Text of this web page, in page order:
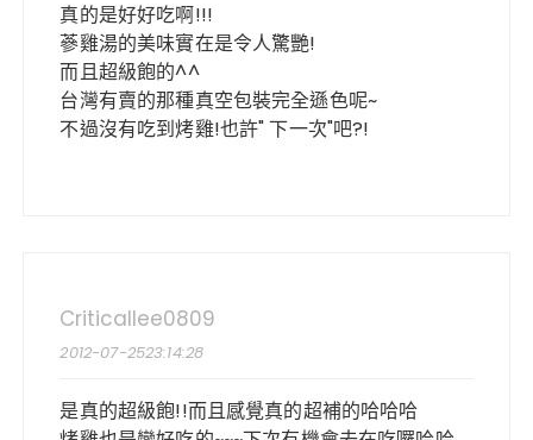
真的是好好吃啊!!!
蔘雞湯的美味實在是令人驚艷!
而且超級飽的^^
台灣有賣的那種真空包裝完全遜色呢~
不過沒有吃到烤雞!也許" 下一次"吧?!
Criticallee0809
2012-07-2523:14:28
是真的超級飽!!而且感覺真的超補的哈哈哈